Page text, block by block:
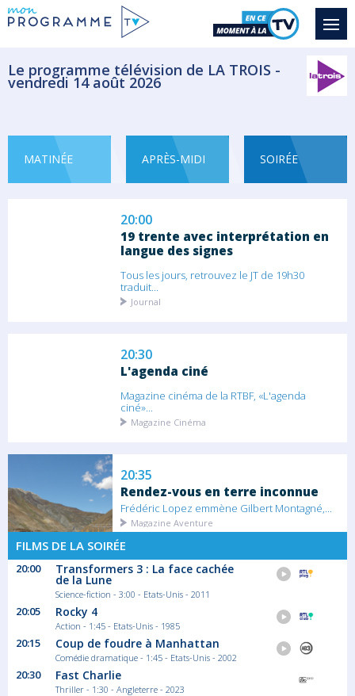
Le programme télévision de LA TROIS -
vendredi 14 août 2026
MATINÉE APRÈS-MIDI SOIRÉE
Saison 14 épisode
Le quotidien des soigneurs animaliers,...
20:00
19 trente avec interprétation en
langue des signes
Tous les jours, retrouvez le JT de 19h30
traduit...
Journal
20:30
L'agenda ciné
Magazine cinéma de la RTBF, «L'agenda
ciné»...
Magazine Cinéma
20:35
Rendez-vous en terre inconnue
Frédéric Lopez emmène Gilbert Montagné,...
Magazine Aventure
22:15
Des trains pas comme les autres
Saison 6 épisode 1
En Afrique, Philippe Gougler découvre des
trains...
FILMS DE LA SOIRÉE
20:00 Transformers 3 : La face cachée
de la Lune
Science-fiction - 3:00 - Etats-Unis - 2011
20:05 Rocky 4
Action - 1:45 - Etats-Unis - 1985
20:15 Coup de foudre à Manhattan
Comédie dramatique - 1:45 - Etats-Unis - 2002
20:30 Fast Charlie
Thriller - 1:30 - Angleterre - 2023